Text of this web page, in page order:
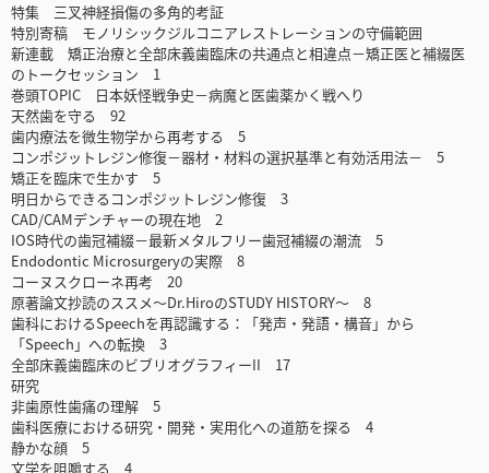
特集 三叉神経損傷の多角的考証
特別寄稿 モノリシックジルコニアレストレーションの守備範囲
新連載 矯正治療と全部床義歯臨床の共通点と相違点－矯正医と補綴医
のトークセッション 1
巻頭TOPIC 日本妖怪戦争史－病魔と医歯薬かく戦へり
天然歯を守る 92
歯内療法を微生物学から再考する 5
コンポジットレジン修復－器材・材料の選択基準と有効活用法－ 5
矯正を臨床で生かす 5
明日からできるコンポジットレジン修復 3
CAD/CAMデンチャーの現在地 2
IOS時代の歯冠補綴－最新メタルフリー歯冠補綴の潮流 5
Endodontic Microsurgeryの実際 8
コーヌスクローネ再考 20
原著論文抄読のススメ～Dr.HiroのSTUDY HISTORY～ 8
歯科におけるSpeechを再認識する：「発声・発語・構音」から
「Speech」への転換 3
全部床義歯臨床のビブリオグラフィーII 17
研究
非歯原性歯痛の理解 5
歯科医療における研究・開発・実用化への道筋を探る 4
静かな顔 5
文学を咀嚼する 4